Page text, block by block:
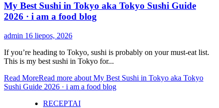
My Best Sushi in Tokyo aka Tokyo Sushi Guide
2026 · i am a food blog
admin 16 liepos, 2026
If you’re heading to Tokyo, sushi is probably on your must-eat list.
This is my best sushi in Tokyo for...
Read MoreRead more about My Best Sushi in Tokyo aka Tokyo
Sushi Guide 2026 · i am a food blog
RECEPTAI